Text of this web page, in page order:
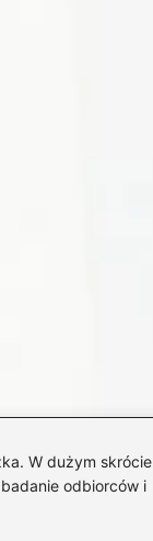
W dużym skrócie
odbiorców i